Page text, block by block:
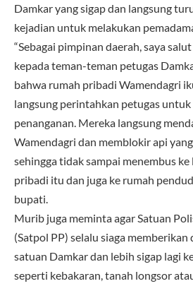
Damkar yang sigap dan langsung
kejadian untuk melakukan
“Sebagai pimpinan daerah, saya
kepada teman-teman petugas
bahwa rumah pribadi Wamendagri
langsung perintahkan petugas
penanganan. Mereka langsung
Wamendagri dan memblokir api
sehingga tidak sampai menembus
pribadi itu dan juga ke rumah
bupati.
Murib juga meminta agar Satuan
(Satpol PP) selalu siaga
satuan Damkar dan lebih sigap lagi
seperti kebakaran, tanah longsor